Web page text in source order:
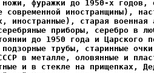
и в стекле на прищепках,